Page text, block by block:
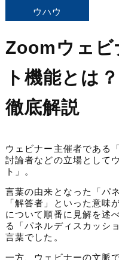
能
と
管
理
＆
活
用
徹
底
解
説
-
マ
ジ
セ
ミ
ウハウ
Zoomウェビ
ト機能とは
徹底解説
ウェビナー主催者である
討論者などの立場として
ト」。
言葉の由来となった「パ
「解答者」といった意味
について順番に見解を述
る「パネルディスカッシ
言葉でした。
一方、ウェビナーの文脈